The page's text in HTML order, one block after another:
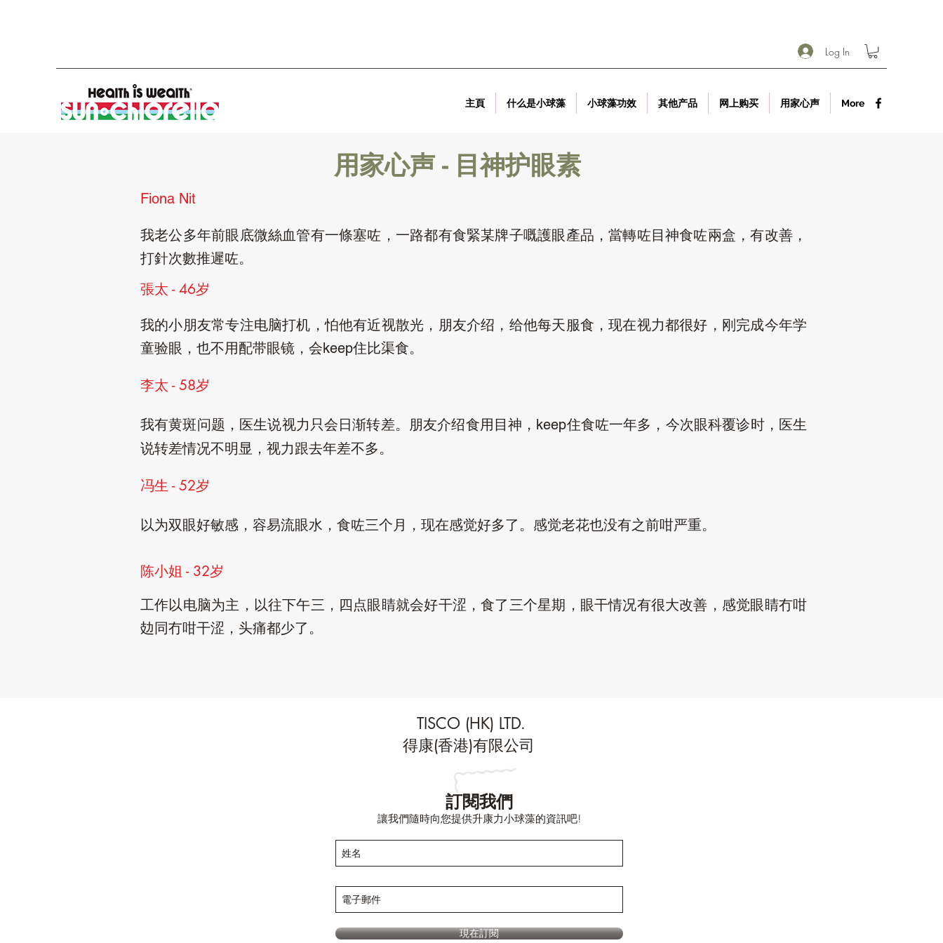
Log In
主頁 什么是小球藻 小球藻功效 其他产品 网上购买 用家心声 More
用家心声 - 目神护眼素
Fiona Nit
張太 - 46岁
我老公多年前眼底微絲血管有一條塞咗，一路都有食緊某牌子嘅護眼產品，當轉咗目神食咗兩盒，有改善，
打針次數推遲咗。
我的小朋友常专注电脑打机，怕他有近视散光，朋友介绍，给他每天服食，现在视力都很好，刚完成今年学
童验眼，也不用配带眼镜，会keep住比渠食。
李太 - 58岁
我有黄斑问题，医生说视力只会日渐转差。朋友介绍食用目神， keep住食咗一年多，今次眼科覆诊时，医生
说转差情况不明显，视力跟去年差不多。
冯生 - 52岁
以为双眼好敏感，容易流眼水，食咗三个月，现在感觉好多了。感觉老花也没有之前咁严重。
陈小姐 - 32岁
工作以电脑为主，以往下午三，四点眼睛就会好干涩，食了三个星期，眼干情况有很大改善，感觉眼睛冇咁
攰同冇咁干涩，头痛都少了。
TISCO (HK) LTD.
得康(香港)有限公司
訂閱我們
讓我們隨時向您提供升康力小球藻的資訊吧!
現在訂閱